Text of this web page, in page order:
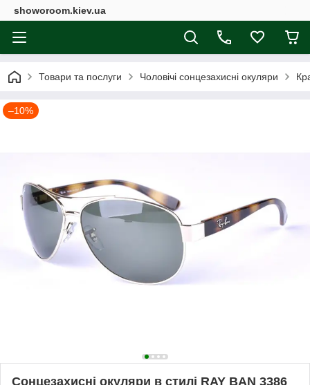
showoroom.kiev.ua
Товари та послуги Чоловічі сонцезахисні окуляри
–10%
Сонцезахисні окуляри в стилі RAY BAN 3386